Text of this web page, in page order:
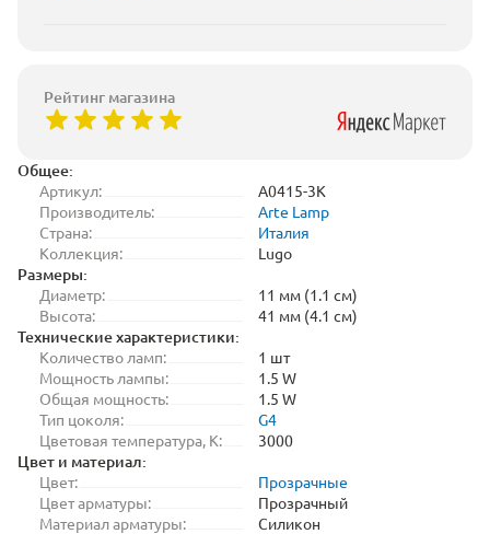
Общее:
Артикул:
A0415-3K
Производитель:
Arte Lamp
Страна:
Италия
Коллекция:
Lugo
Размеры:
Диаметр:
11 мм (1.1 см)
Высота:
41 мм (4.1 см)
Технические характеристики:
Количество ламп:
1 шт
Мощность лампы:
1.5 W
Общая мощность:
1.5 W
Тип цоколя:
G4
Цветовая температура, K:
3000
Цвет и материал:
Цвет:
Прозрачные
Цвет арматуры:
Прозрачный
Материал арматуры:
Силикон
Рейтинг магазина